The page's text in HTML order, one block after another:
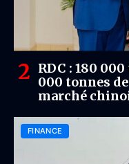
RDC : 180
000 tonnes
marché
FINANCE